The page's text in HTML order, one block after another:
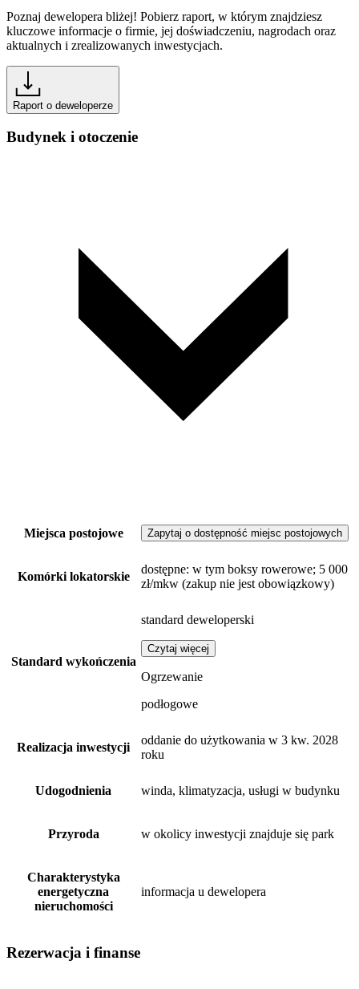
Poznaj dewelopera bliżej! Pobierz raport, w którym znajdziesz
kluczowe informacje o firmie, jej doświadczeniu, nagrodach oraz
aktualnych i zrealizowanych inwestycjach.
Raport o deweloperze
Budynek i otoczenie
Miejsca postojowe Zapytaj o dostępność miejsc postojowych
Komórki lokatorskie
dostępne: w tym boksy rowerowe; 5 000
zł/mkw (zakup nie jest obowiązkowy)
Standard wykończenia
standard deweloperski
Czytaj więcej
Ogrzewanie
podłogowe
Realizacja inwestycji
oddanie do użytkowania w 3 kw. 2028
roku
Udogodnienia winda, klimatyzacja, usługi w budynku
Przyroda w okolicy inwestycji znajduje się park
Charakterystyka
energetyczna
nieruchomości
informacja u dewelopera
Rezerwacja i finanse